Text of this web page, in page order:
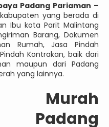
Padang Pariaman –
yang berada di
Ibu kota Parit Malintang
Barang, Dokumen
Rumah, Jasa Pindah
Kontrakan, baik dari
maupun dari Padang
yang lainnya.
Murah
Padang